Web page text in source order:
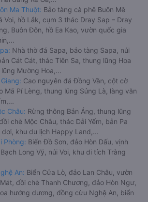
Ma Thuột: Bảo tàng cà phê Buôn Mê
Voi, hồ Lắk, cụm 3 thác Dray Sap – Dray
Buôn Đôn, hồ Ea Kao, vườn quốc gia
Nhà thờ đá Sapa, bảo tàng Sapa, núi
Cát Cát, thác Tiên Sa, thung lũng Hoa
Mường Hoa,...
Cao nguyên đá Đồng Văn, cột cờ
Mã Pí Lèng, thung lũng Sủng Là, làng văn
Châu: Rừng thông Bản Áng, thung lũng
chè Mộc Châu, thác Dải Yếm, bản Pa
dơi, khu du lịch Happy Land,...
Phòng: Biển Đồ Sơn, đảo Hòn Dấu, vịnh
Long Vỹ, núi Voi, khu di tích Tràng
An: Biển Cửa Lò, đảo Lan Châu, vườn
đồi chè Thanh Chương, đảo Hòn Ngư,
hướng dương, đồng cừu Nghệ An, biển